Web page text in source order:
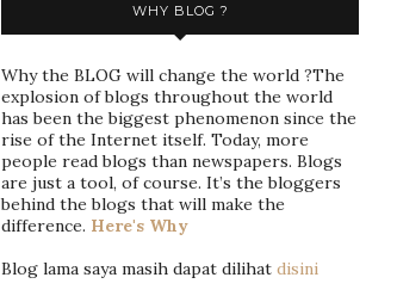
WHY BLOG ?
Why the BLOG will change the world ?The
explosion of blogs throughout the world
has been the biggest phenomenon since the
rise of the Internet itself. Today, more
people read blogs than newspapers. Blogs
are just a tool, of course. It’s the bloggers
behind the blogs that will make the
difference. Here's Why
Blog lama saya masih dapat dilihat disini